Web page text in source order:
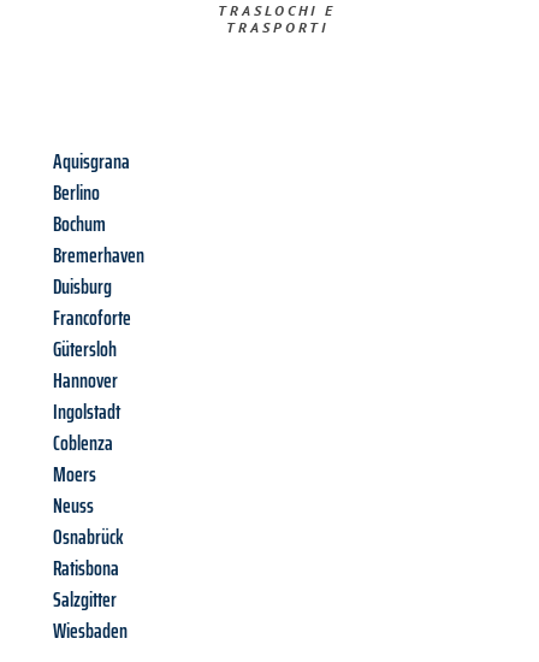
TRASLOCHI E
TRASPORTI​
Aquisgrana
Berlino
Bochum
Bremerhaven
Duisburg
Francoforte
Gütersloh
Hannover
Ingolstadt
Coblenza
Moers
Neuss
Osnabrück
Ratisbona
Salzgitter
Wiesbaden